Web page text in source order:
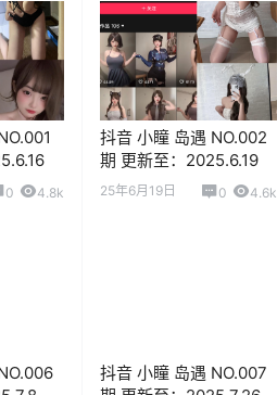
0 4.8k
抖音 小瞳 岛遇 NO.002
期 更新至：2025.6.19
25年6月19日 0 4.6k
抖音 小瞳 岛遇 NO.007